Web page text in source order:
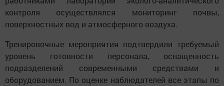
контроля осуществлялся мониторинг почвы,
поверхностных вод и атмосферного воздуха.
Тренировочные мероприятия подтвердили требуемый
уровень готовности персонала, оснащенность
подразделений современными средствами и
оборудованием. По оценке наблюдателей все этапы по